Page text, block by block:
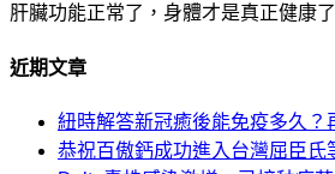
肝臟功能正常了，身體才是真正健康了
近期文章
紐時解答新冠癒後能免疫多久？
恭祝百傲鈣成功進入台灣屈臣氏